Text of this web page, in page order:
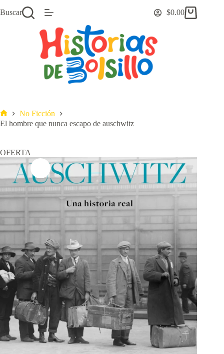
al
Buscar
Carro
$0.00
Inicio
No Ficción
El hombre que nunca escapo de auschwitz
OFERTA